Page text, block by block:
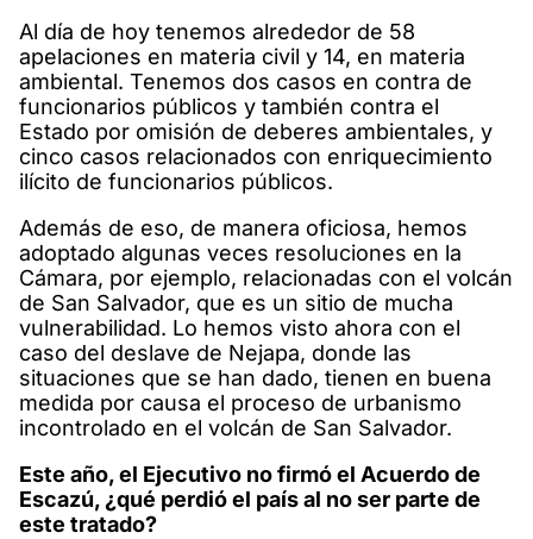
Al día de hoy tenemos alrededor de 58
apelaciones en materia civil y 14, en materia
ambiental. Tenemos dos casos en contra de
funcionarios públicos y también contra el
Estado por omisión de deberes ambientales, y
cinco casos relacionados con enriquecimiento
ilícito de funcionarios públicos.
Además de eso, de manera oficiosa, hemos
adoptado algunas veces resoluciones en la
Cámara, por ejemplo, relacionadas con el volcán
de San Salvador, que es un sitio de mucha
vulnerabilidad. Lo hemos visto ahora con el
caso del deslave de Nejapa, donde las
situaciones que se han dado, tienen en buena
medida por causa el proceso de urbanismo
incontrolado en el volcán de San Salvador.
Este año, el Ejecutivo no firmó el Acuerdo de
Escazú, ¿qué perdió el país al no ser parte de
este tratado?